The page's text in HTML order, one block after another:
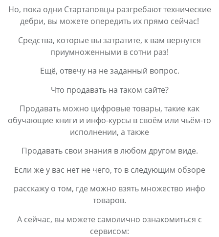
Но, пока одни Стартаповцы разгребают технические
дебри, вы можете опередить их прямо сейчас!
Средства, которые вы затратите, к вам вернутся
приумноженными в сотни раз!
Ещё, отвечу на не заданный вопрос.
Что продавать на таком сайте?
Продавать можно цифровые товары, такие как
обучающие книги и инфо-курсы в своём или чьём-то
исполнении, а также
Продавать свои знания в любом другом виде.
Если же у вас нет не чего, то в следующим обзоре
расскажу о том, где можно взять множество инфо
товаров.
А сейчас, вы можете самолично ознакомиться с
сервисом: